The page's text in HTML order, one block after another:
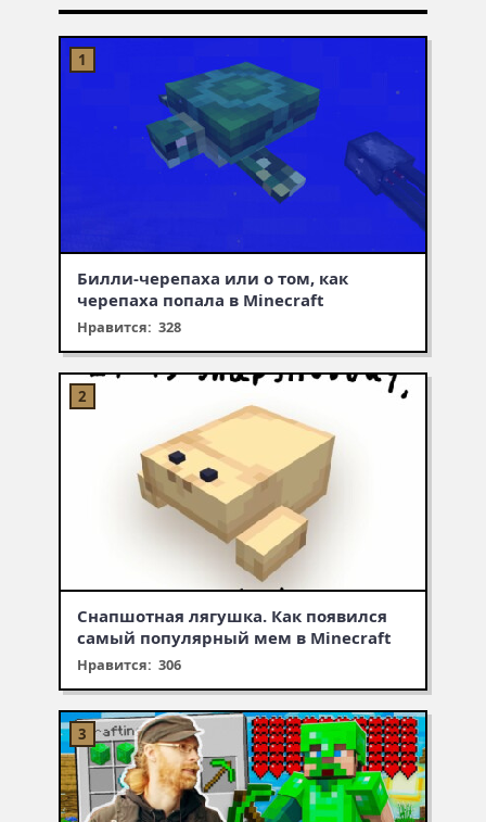
Билли-черепаха или о том, как
черепаха попала в Minecraft
Нравится: 328
Снапшотная лягушка. Как появился
самый популярный мем в Minecraft
Нравится: 306